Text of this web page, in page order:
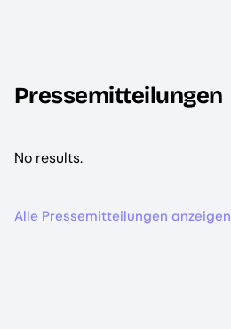
Pressemitteilungen
No results.
Alle Pressemitteilungen anzeigen